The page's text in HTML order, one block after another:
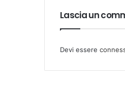
Lascia un
Devi essere